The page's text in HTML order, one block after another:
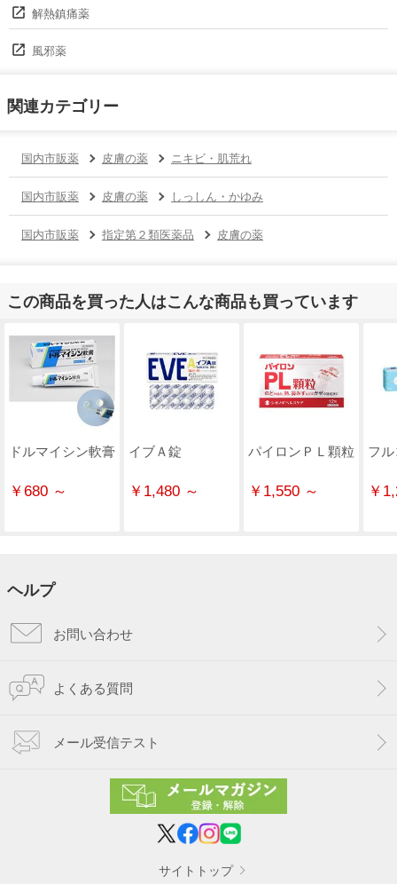
解熱鎮痛薬
風邪薬
関連カテゴリー
国内市販薬 皮膚の薬 ニキビ・肌荒れ
国内市販薬 皮膚の薬 しっしん・かゆみ
国内市販薬 指定第２類医薬品 皮膚の薬
この商品を買った人はこんな商品も買っています
ドルマイシン軟膏
￥680 ～
イブＡ錠
￥1,480 ～
パイロンＰＬ顆粒
￥1,550 ～
フ
￥
ヘルプ
お問い合わせ
よくある質問
メール受信テスト
サイトトップ